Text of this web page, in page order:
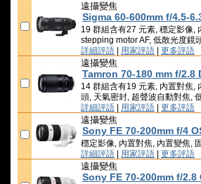
遠攝變焦
Sigma 60-600mm f/4.5-
19 群組含有27 元素, 穩定影像,
stepping motor AF, 低散光度鏡
詳細評語 用家評語 更多評語
遠攝變焦
Tamron 70-180 mm f/2.8
14 群組含有19 元素, 內置對焦,
頭, 天氣密封, 超聲波自動對焦,
詳細評語 用家評語 更多評語
遠攝變焦
Sony FE 70-200mm f/4
穩定影像, 內置對焦, 內置變焦,
詳細評語 用家評語 更多評語
遠攝變焦
Sony FE 70-200mm f/2.8